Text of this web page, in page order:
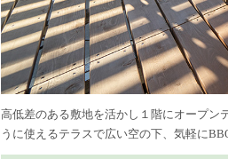
高低差のある敷地を活かし１階にオープン
うに使えるテラスで広い空の下、気軽に